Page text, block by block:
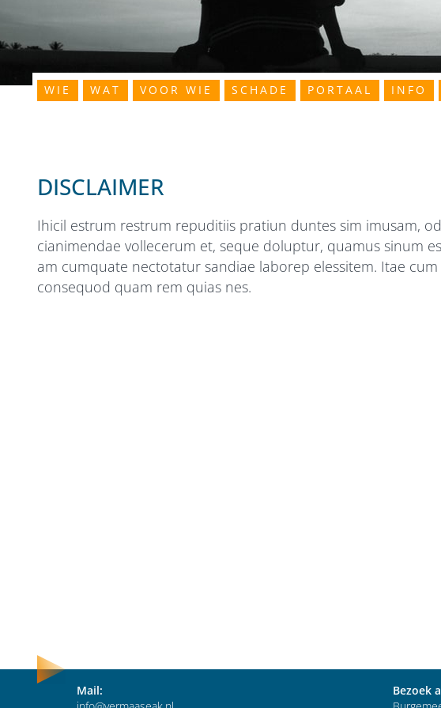
WIE WAT VOOR WIE SCHADE PORTAAL INFO
DISCLAIMER
Ihicil estrum restrum repuditiis pratiun duntes sim imusam,
cianimendae vollecerum et, seque doluptur, quamus sinum
am cumquate nectotatur sandiae laborep elessitem. Itae
consequod quam rem quias nes.
Mail:
Bezoek